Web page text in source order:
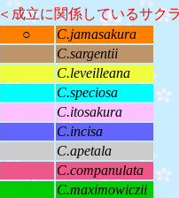
＜成立に関係しているサク
○
C.jamasakura
C.sargentii
C.leveilleana
C.speciosa
C.itosakura
C.incisa
C.apetala
C.companulata
C.maximowiczii